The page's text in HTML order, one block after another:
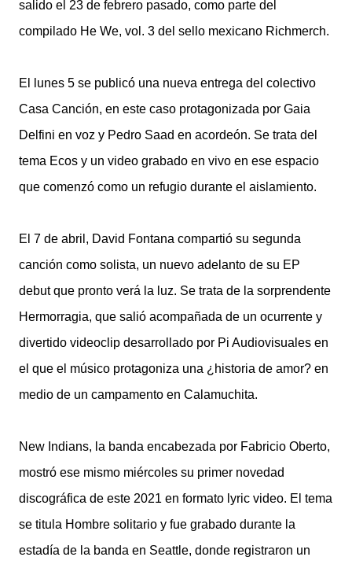
salido el 23 de febrero pasado, como parte del
compilado He We, vol. 3 del sello mexicano Richmerch.
El lunes 5 se publicó una nueva entrega del colectivo
Casa Canción, en este caso protagonizada por Gaia
Delfini en voz y Pedro Saad en acordeón. Se trata del
tema Ecos y un video grabado en vivo en ese espacio
que comenzó como un refugio durante el aislamiento.
El 7 de abril, David Fontana compartió su segunda
canción como solista, un nuevo adelanto de su EP
debut que pronto verá la luz. Se trata de la sorprendente
Hermorragia, que salió acompañada de un ocurrente y
divertido videoclip desarrollado por Pi Audiovisuales en
el que el músico protagoniza una ¿historia de amor? en
medio de un campamento en Calamuchita.
New Indians, la banda encabezada por Fabricio Oberto,
mostró ese mismo miércoles su primer novedad
discográfica de este 2021 en formato lyric video. El tema
se titula Hombre solitario y fue grabado durante la
estadía de la banda en Seattle, donde registraron un